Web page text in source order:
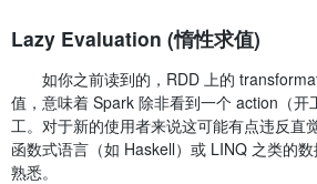
Lazy Evaluation (惰性求值)
如你之前读到的，RDD 上的
值，意味着 Spark 除非看到一个 action（开
工。对于新的使用者来说这可能有点违反直
函数式语言（如 Haskell）或 LINQ 之类的
熟悉。